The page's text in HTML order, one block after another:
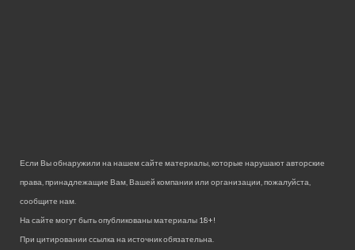
Если Вы обнаружили на нашем сайте материалы, которые нарушают авторские
права, принадлежащие Вам, Вашей компании или организации, пожалуйста,
сообщите нам.
На сайте могут быть опубликованы материалы 18+!
При цитировании ссылка на источник обязательна.